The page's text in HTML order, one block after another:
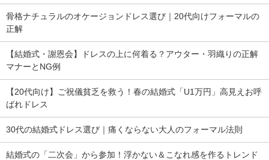
骨格ナチュラルのオケージョンドレス選び｜20代向けフォーマルの
正解
【結婚式・謝恩会】ドレスの上に何着る？アウター・羽織りの正解
マナーとNG例
【20代向け】ご祝儀貧乏を救う！春の結婚式「U1万円」高見えお呼
ばれドレス
30代の結婚式ドレス選び｜痛くならない大人のフォーマル法則
結婚式の「二次会」から参加！浮かない＆こなれ感を作るトレンド